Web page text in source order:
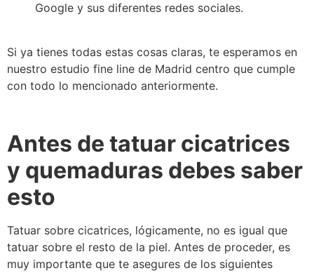
Google y sus diferentes redes sociales.
Si ya tienes todas estas cosas claras, te esperamos en
nuestro estudio fine line de Madrid centro que cumple
con todo lo mencionado anteriormente.
Antes de tatuar cicatrices
y quemaduras debes saber
esto
Tatuar sobre cicatrices, lógicamente, no es igual que
tatuar sobre el resto de la piel. Antes de proceder, es
muy importante que te asegures de los siguientes